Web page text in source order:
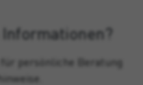
persönliche Beratung